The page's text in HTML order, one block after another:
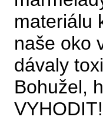
materiálu
naše oko
dávaly
Bohužel,
VYHODIT!